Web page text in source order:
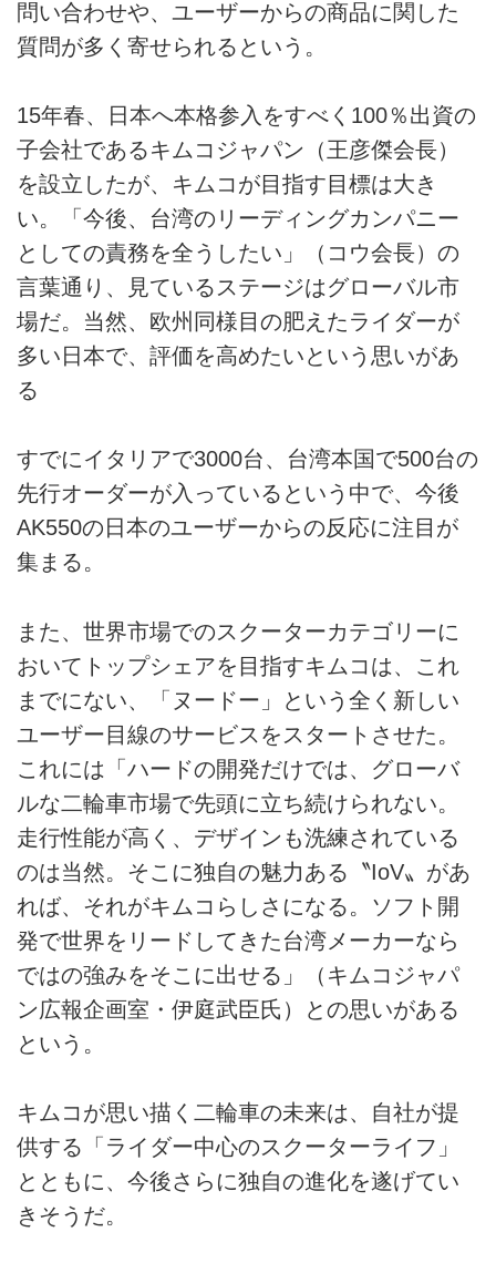
問い合わせや、ユーザーからの商品に関した
質問が多く寄せられるという。
15年春、日本へ本格参入をすべく100％出資の
子会社であるキムコジャパン（王彦傑会長）
を設立したが、キムコが目指す目標は大き
い。「今後、台湾のリーディングカンパニー
としての責務を全うしたい」（コウ会長）の
言葉通り、見ているステージはグローバル市
場だ。当然、欧州同様目の肥えたライダーが
多い日本で、評価を高めたいという思いがあ
る
すでにイタリアで3000台、台湾本国で500台の
先行オーダーが入っているという中で、今後
AK550の日本のユーザーからの反応に注目が
集まる。
また、世界市場でのスクーターカテゴリーに
おいてトップシェアを目指すキムコは、これ
までにない、「ヌードー」という全く新しい
ユーザー目線のサービスをスタートさせた。
これには「ハードの開発だけでは、グローバ
ルな二輪車市場で先頭に立ち続けられない。
走行性能が高く、デザインも洗練されている
のは当然。そこに独自の魅力ある〝IoV〟があ
れば、それがキムコらしさになる。ソフト開
発で世界をリードしてきた台湾メーカーなら
ではの強みをそこに出せる」（キムコジャパ
ン広報企画室・伊庭武臣氏）との思いがある
という。
キムコが思い描く二輪車の未来は、自社が提
供する「ライダー中心のスクーターライフ」
とともに、今後さらに独自の進化を遂げてい
きそうだ。